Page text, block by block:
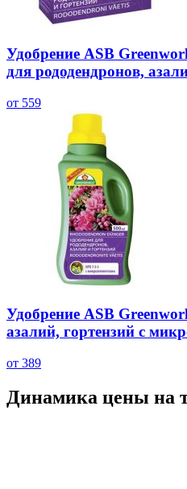
Удобрение ASB
для рододендронов,
от 559
Удобрение ASB
азалий, гортензий с
от 389
Динамика цены на